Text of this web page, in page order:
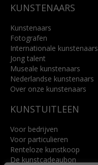
KUNSTENAARS
Kunstenaars
Fotografen
Internationale kunstenaars
Jong talent
Museale kunstenaars
Nederlandse kunstenaars
Over onze kunstenaars
KUNSTUITLEEN
Voor bedrijven
Voor particulieren
Renteloze kunstkoop
De kunstcadeaubon